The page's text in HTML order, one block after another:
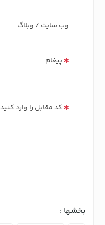
وب سایت / وبلاگ
پیغام
کد مقابل را وارد کنید
بخشها :